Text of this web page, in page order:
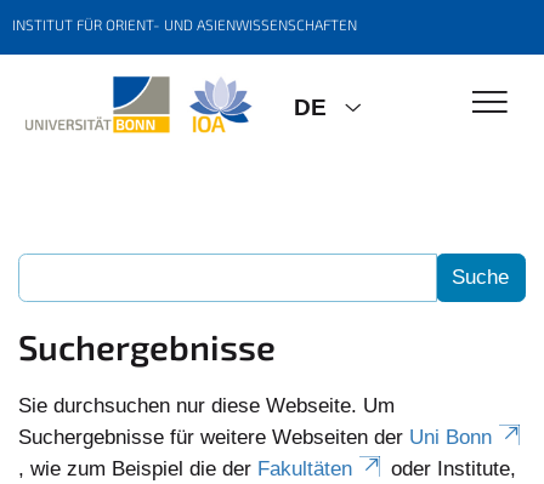
INSTITUT FÜR ORIENT- UND ASIENWISSENSCHAFTEN
DE
Suchergebnisse
Sie durchsuchen nur diese Webseite. Um
Suchergebnisse für weitere Webseiten der Uni Bonn
, wie zum Beispiel die der Fakultäten
oder Institute,